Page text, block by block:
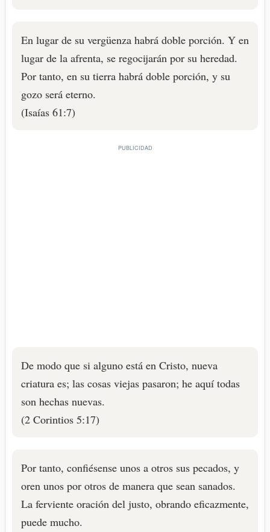
En lugar de su vergüenza habrá doble porción. Y en
lugar de la afrenta, se regocijarán por su heredad.
Por tanto, en su tierra habrá doble porción, y su
gozo será eterno.
(Isaías 61:7)
De modo que si alguno está en Cristo, nueva
criatura es; las cosas viejas pasaron; he aquí todas
son hechas nuevas.
(2 Corintios 5:17)
Por tanto, confiésense unos a otros sus pecados, y
oren unos por otros de manera que sean sanados.
La ferviente oración del justo, obrando eficazmente,
puede mucho.